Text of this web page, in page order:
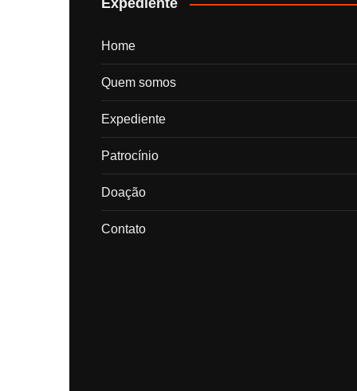
Expediente
Home
Quem somos
Expediente
Patrocínio
Doação
Contato